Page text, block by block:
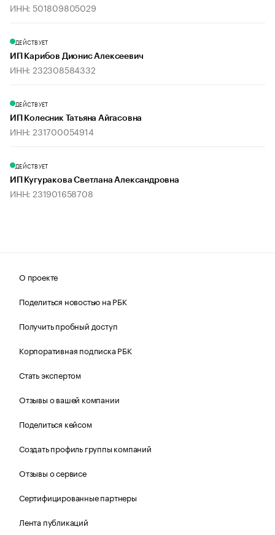
ИНН: 501809805029
ДЕЙСТВУЕТ
ИП Карибов Дионис Алексеевич
ИНН: 232308584332
ДЕЙСТВУЕТ
ИП Колесник Татьяна Айгасовна
ИНН: 231700054914
ДЕЙСТВУЕТ
ИП Кугуракова Светлана Александровна
ИНН: 231901658708
О проекте
Поделиться новостью на РБК
Получить пробный доступ
Корпоративная подписка РБК
Стать экспертом
Отзывы о вашей компании
Поделиться кейсом
Создать профиль группы компаний
Отзывы о сервисе
Сертифицированные партнеры
Лента публикаций